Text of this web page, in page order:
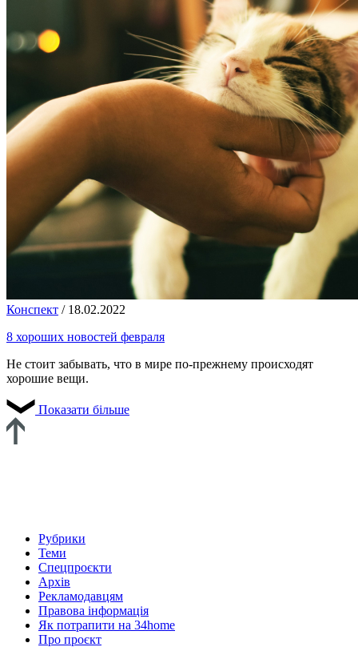
Конспект / 18.02.2022
8 хороших новостей февраля
Не стоит забывать, что в мире по-прежнему происходят
хорошие вещи.
Показати більше
Рубрики
Теми
Спецпроєкти
Архів
Рекламодавцям
Правова інформація
Як потрапити на 34home
Про проєкт